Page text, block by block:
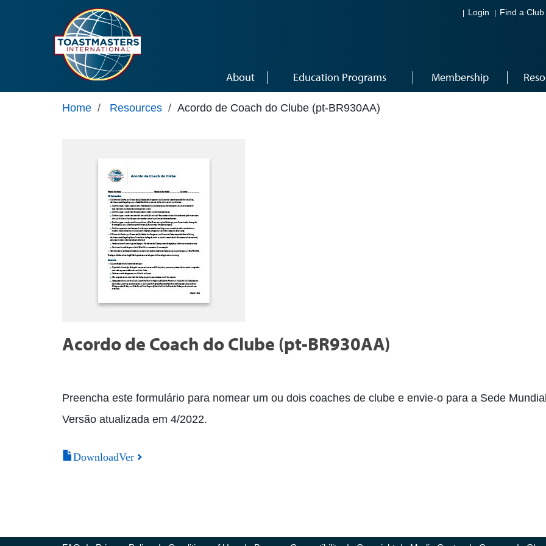
Login Find a Club
About Education Programs Membership
Home / Resources / Acordo de Coach do Clube (pt-BR930AA)
Acordo de Coach do Clube (pt-BR930AA)
Preencha este formulário para nomear um ou dois coaches de clube e envie-o para a Sede
Versão atualizada em 4/2022.
DownloadVer